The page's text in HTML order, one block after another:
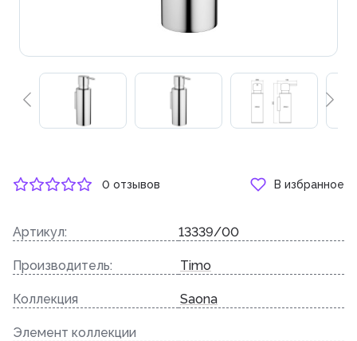
0 отзывов В избранное
Артикул: 13339/00
Производитель: Timo
Коллекция Saona
Элемент коллекции